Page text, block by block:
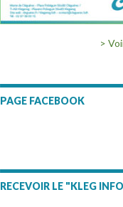
>
PAGE FACEBOOK
RECEVOIR LE "KLEG